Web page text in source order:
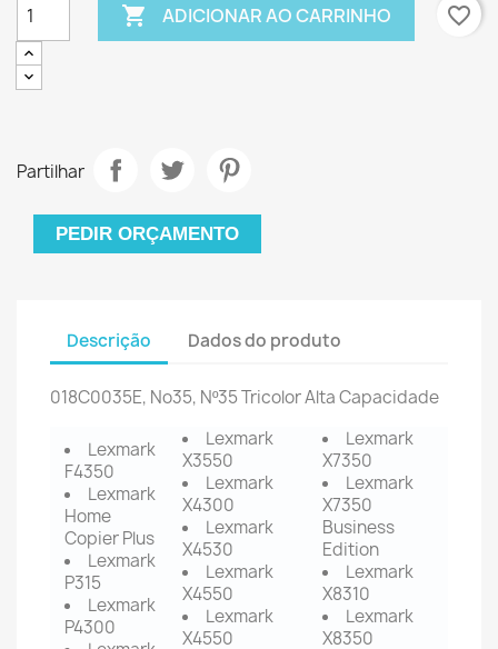
 ADICIONAR AO CARRINHO favorite_border
Partilhar
PEDIR ORÇAMENTO
Descrição Dados do produto
018C0035E, No35, Nº35 Tricolor Alta Capacidade
Lexmark
F4350
Lexmark
Home
Copier Plus
Lexmark
P315
Lexmark
P4300
Lexmark
X3550
Lexmark
X4300
Lexmark
X4530
Lexmark
X4550
Lexmark
X4550
Lexmark
X7350
Lexmark
X7350
Business
Edition
Lexmark
X8310
Lexmark
X8350